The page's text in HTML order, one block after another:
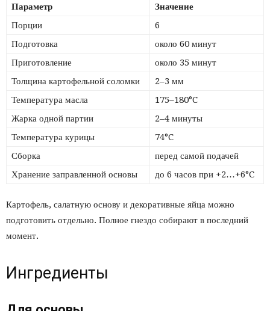
Параметр
Значение
Порции
6
Подготовка
около 60 минут
Приготовление
около 35 минут
Толщина картофельной соломки
2–3 мм
Температура масла
175–180°C
Жарка одной партии
2–4 минуты
Температура курицы
74°C
Сборка
перед самой подачей
Хранение заправленной основы
до 6 часов при +2…+6°C
Картофель, салатную основу и декоративные яйца можно
подготовить отдельно. Полное гнездо собирают в последний
момент.
Ингредиенты